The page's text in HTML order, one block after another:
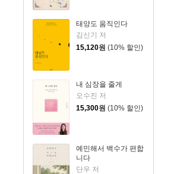
태양도 움직인다
김신기 저
15,120원 (10% 할인)
내 심장을 줄게
오수진 저
15,300원 (10% 할인)
예민해서 백수가 편합
니다
단우 저